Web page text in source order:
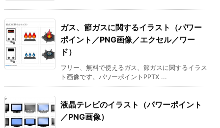
ガス、節ガスに関するイラスト（パワー
ポイント／PNG画像／エクセル／ワー
ド）
フリー、無料で使えるガス、節ガスに関するイラス
ト画像です。パワーポイントPPTX ...
液晶テレビのイラスト（パワーポイント
／PNG画像）